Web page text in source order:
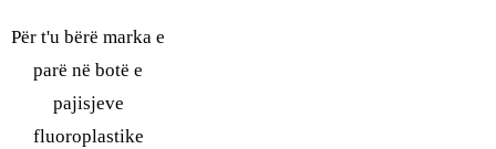
Për t'u bërë marka e
parë në botë e
pajisjeve
fluoroplastike